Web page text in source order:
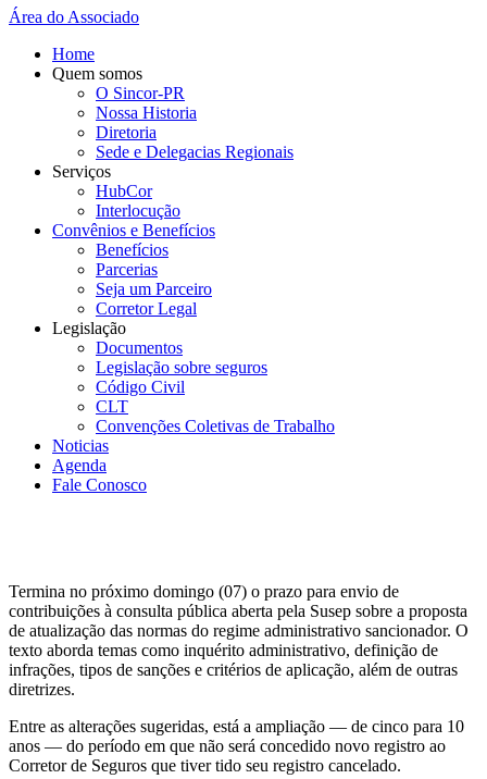
Área do Associado
Home
Quem somos
O Sincor-PR
Nossa Historia
Diretoria
Sede e Delegacias Regionais
Serviços
HubCor
Interlocução
Convênios e Benefícios
Benefícios
Parcerias
Seja um Parceiro
Corretor Legal
Legislação
Documentos
Legislação sobre seguros
Código Civil
CLT
Convenções Coletivas de Trabalho
Noticias
Agenda
Fale Conosco
Termina no próximo domingo (07) o prazo para envio de
contribuições à consulta pública aberta pela Susep sobre a proposta
de atualização das normas do regime administrativo sancionador. O
texto aborda temas como inquérito administrativo, definição de
infrações, tipos de sanções e critérios de aplicação, além de outras
diretrizes.
Entre as alterações sugeridas, está a ampliação — de cinco para 10
anos — do período em que não será concedido novo registro ao
Corretor de Seguros que tiver tido seu registro cancelado.